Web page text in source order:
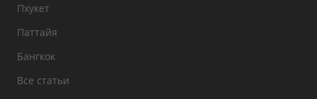
Пхукет
Паттайя
Бангкок
Все статьи